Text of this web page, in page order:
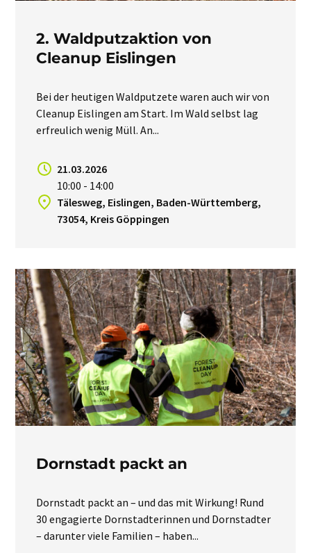
2. Waldputzaktion von
Cleanup Eislingen
Bei der heutigen Waldputzete waren auch wir von
Cleanup Eislingen am Start. Im Wald selbst lag
erfreulich wenig Müll. An...
21.03.2026
10:00 - 14:00
Tälesweg, Eislingen, Baden-Württemberg,
73054, Kreis Göppingen
Dornstadt packt an
Dornstadt packt an – und das mit Wirkung! Rund
30 engagierte Dornstadterinnen und Dornstadter
– darunter viele Familien – haben...